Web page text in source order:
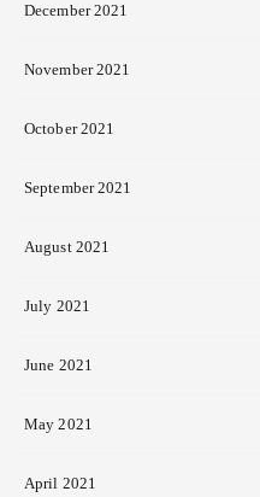
December 2021
November 2021
October 2021
September 2021
August 2021
July 2021
June 2021
May 2021
April 2021